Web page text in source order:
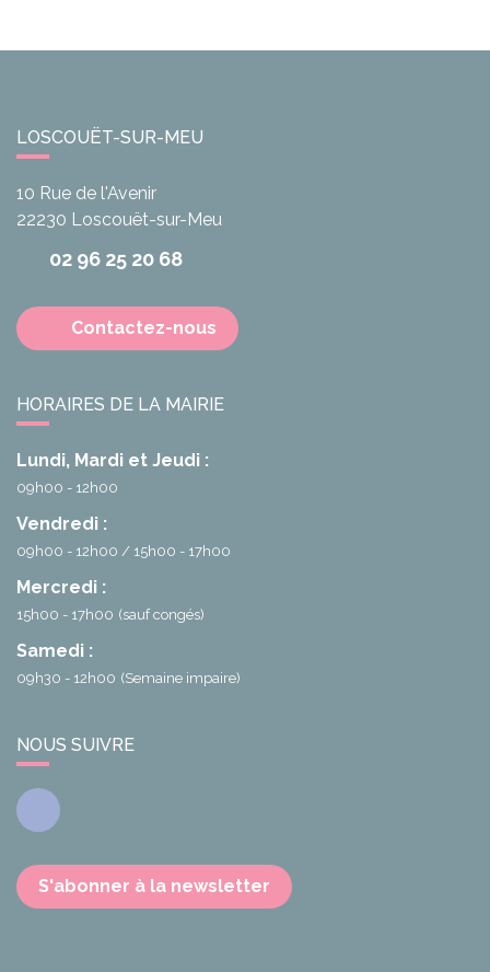
LOSCOUËT-SUR-MEU
10 Rue de l'Avenir
22230 Loscouët-sur-Meu
02 96 25 20 68
Contactez-nous
HORAIRES DE LA MAIRIE
Lundi, Mardi et Jeudi :
09h00 - 12h00
Vendredi :
09h00 - 12h00 15h00 - 17h00
Mercredi :
15h00 - 17h00 (sauf congés)
Samedi :
09h30 - 12h00 (Semaine impaire)
NOUS SUIVRE
Facebook
S'abonner à la newsletter